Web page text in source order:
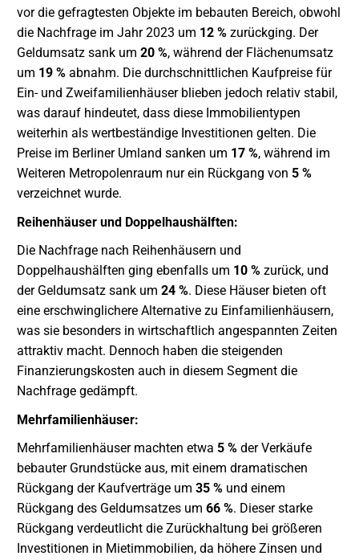
vor die gefragtesten Objekte im bebauten Bereich, obwohl
die Nachfrage im Jahr 2023 um 12 % zurückging. Der
Geldumsatz sank um 20 %, während der Flächenumsatz
um 19 % abnahm. Die durchschnittlichen Kaufpreise für
Ein- und Zweifamilienhäuser blieben jedoch relativ stabil,
was darauf hindeutet, dass diese Immobilientypen
weiterhin als wertbeständige Investitionen gelten. Die
Preise im Berliner Umland sanken um 17 %, während im
Weiteren Metropolenraum nur ein Rückgang von 5 %
verzeichnet wurde.
Reihenhäuser und Doppelhaushälften:
Die Nachfrage nach Reihenhäusern und
Doppelhaushälften ging ebenfalls um 10 % zurück, und
der Geldumsatz sank um 24 %. Diese Häuser bieten oft
eine erschwinglichere Alternative zu Einfamilienhäusern,
was sie besonders in wirtschaftlich angespannten Zeiten
attraktiv macht. Dennoch haben die steigenden
Finanzierungskosten auch in diesem Segment die
Nachfrage gedämpft.
Mehrfamilienhäuser:
Mehrfamilienhäuser machten etwa 5 % der Verkäufe
bebauter Grundstücke aus, mit einem dramatischen
Rückgang der Kaufverträge um 35 % und einem
Rückgang des Geldumsatzes um 66 %. Dieser starke
Rückgang verdeutlicht die Zurückhaltung bei größeren
Investitionen in Mietimmobilien, da höhere Zinsen und